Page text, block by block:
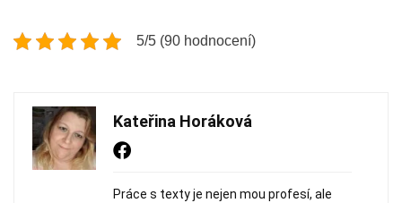
5/5 (90 hodnocení)
Kateřina Horáková
Práce s texty je nejen mou profesí, ale